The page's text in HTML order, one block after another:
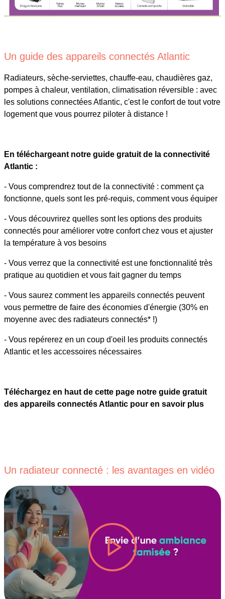
Un guide des appareils connectés Atlantic
Radiateurs, sèche-serviettes, chauffe-eau, chaudières gaz,
pompes à chaleur, ventilation, climatisation réversible : avec
les solutions connectées Atlantic, c'est le confort de tout votre
logement que vous pourrez piloter à distance !
En téléchargeant notre guide gratuit de la connectivité
Atlantic :
- Vous comprendrez tout de la connectivité : comment ça
fonctionne, quels sont les pré-requis, comment vous équiper
- Vous découvrirez quelles sont les options des produits
connectés pour améliorer votre confort chez vous et ajuster
la température à vos besoins
- Vous verrez que la connectivité est une fonctionnalité très
pratique au quotidien et vous fait gagner du temps
- Vous saurez comment les appareils connectés peuvent
vous permettre de faire des économies d'énergie (30% en
moyenne avec des radiateurs connectés* !)
- Vous repérerez en un coup d'oeil les produits connectés
Atlantic et les accessoires nécessaires
Téléchargez en haut de cette page notre guide gratuit
des appareils connectés Atlantic pour en savoir plus
Un radiateur connecté : les avantages en vidéo
lire la vidéo #TITRE-VIDEO